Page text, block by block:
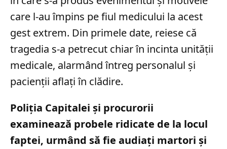
care l-au împins pe fiul medicului la acest
gest extrem. Din primele date, reiese că
tragedia s-a petrecut chiar în incinta unității
medicale, alarmând întreg personalul și
pacienții aflați în clădire.
Poliția Capitalei și procurorii
examinează probele ridicate de la locul
faptei, urmând să fie audiați martori și